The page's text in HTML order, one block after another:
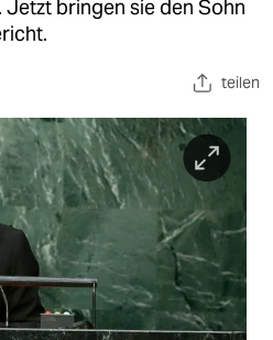
bringen sie den Sohn
teilen